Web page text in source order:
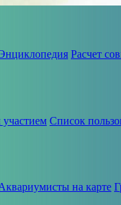
Расчет
Список
на карте